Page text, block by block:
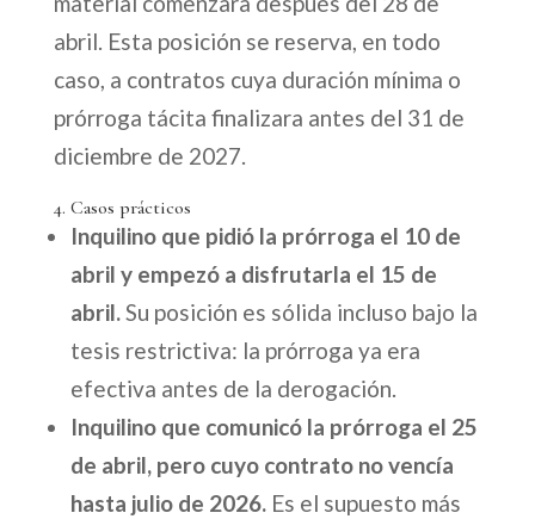
abril. Esta posición se reserva, en todo
caso, a contratos cuya duración mínima o
prórroga tácita finalizara antes del 31 de
diciembre de 2027.
4. Casos prácticos
Inquilino que pidió la prórroga el 10 de
abril y empezó a disfrutarla el 15 de
abril. Su posición es sólida incluso bajo la
tesis restrictiva: la prórroga ya era
efectiva antes de la derogación.
Inquilino que comunicó la prórroga el 25
de abril, pero cuyo contrato no vencía
hasta julio de 2026. Es el supuesto más